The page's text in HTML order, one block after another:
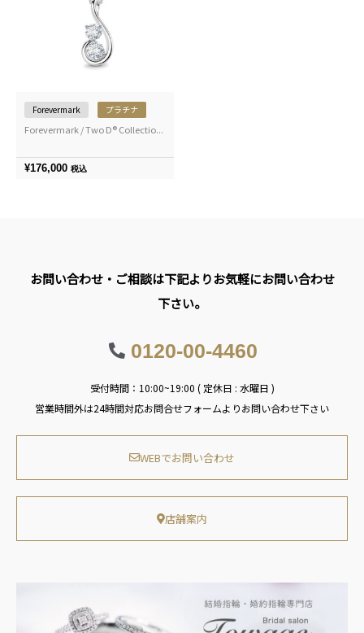
Forevermark プラチナ
Forevermark / Two D® Collectio...
¥176,000 税込
お問い合わせ・ご相談は下記よりお気軽にお問い合わせ
下さい。
0120-00-4460
受付時間：10:00~19:00 ( 定休日 : 水曜日 )
営業時間外は24時間対応お問合せフォームよりお問い合わせ下さい
WEBでお問い合わせ
店舗案内